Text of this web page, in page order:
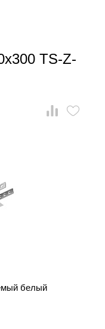
TS-Z-
белый